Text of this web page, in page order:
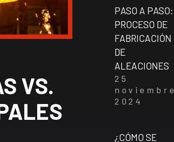
VS.
PASO A PASO:
PROCESO DE
FABRICACIÓN
DE
ALEACIONES
25
noviembre
2024
¿CÓMO SE